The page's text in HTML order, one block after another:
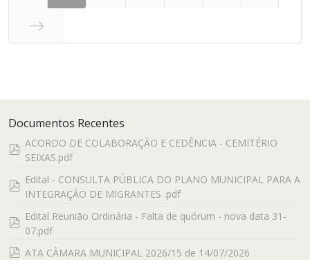
Documentos Recentes
pdf
ACORDO DE COLABORAÇÃO E CEDÊNCIA - CEMITÉRIO
SEIXAS.pdf
pdf
Edital - CONSULTA PÚBLICA DO PLANO MUNICIPAL PARA A
INTEGRAÇÃO DE MIGRANTES .pdf
pdf
Edital Reunião Ordinária - Falta de quórum - nova data 31-
07.pdf
pdf
ATA CÂMARA MUNICIPAL 2026/15 de 14/07/2026